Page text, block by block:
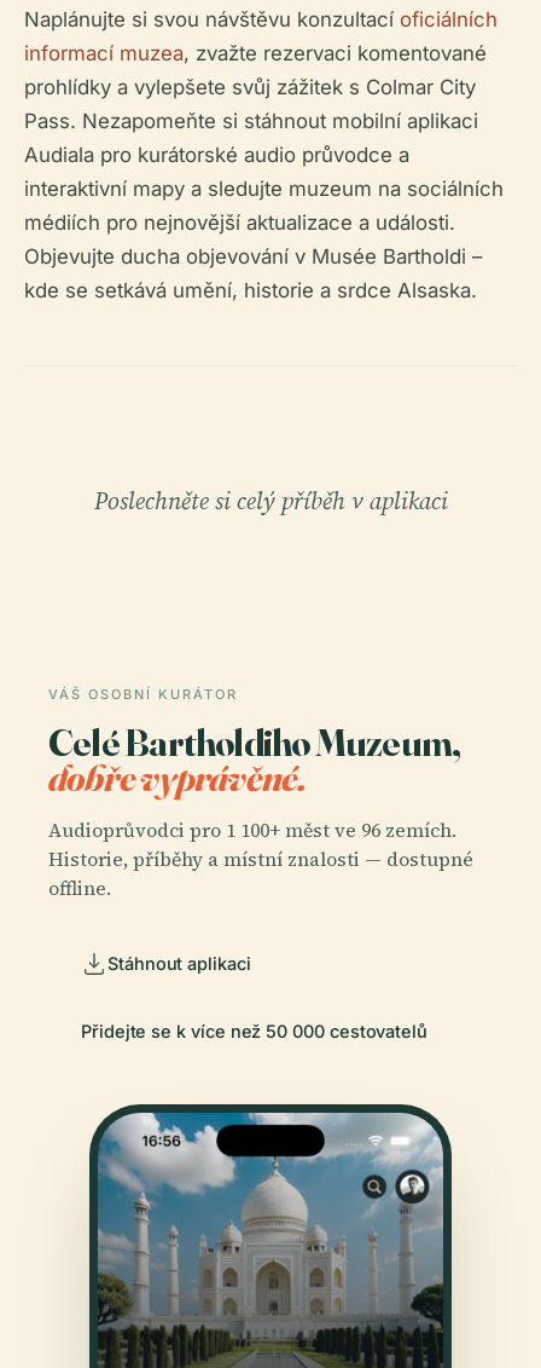
Naplánujte si svou návštěvu konzultací oficiálních
informací muzea, zvažte rezervaci komentované
prohlídky a vylepšete svůj zážitek s Colmar City
Pass. Nezapomeňte si stáhnout mobilní aplikaci
Audiala pro kurátorské audio průvodce a
interaktivní mapy a sledujte muzeum na sociálních
médiích pro nejnovější aktualizace a události.
Objevujte ducha objevování v Musée Bartholdi –
kde se setkává umění, historie a srdce Alsaska.
Poslechněte si celý příběh v aplikaci
VÁŠ OSOBNÍ KURÁTOR
Celé Bartholdiho Muzeum,
dobře vyprávěné.
Audioprůvodci pro 1 100+ měst ve 96 zemích.
Historie, příběhy a místní znalosti — dostupné
offline.
Stáhnout aplikaci
Přidejte se k více než 50 000 cestovatelů